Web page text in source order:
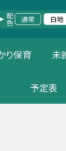
配色 通常 白地
り保育 未
予定表